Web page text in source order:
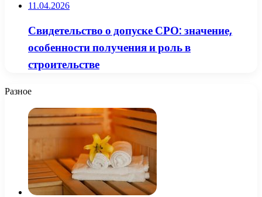
11.04.2026
Свидетельство о допуске СРО: значение,
особенности получения и роль в
строительстве
Разное